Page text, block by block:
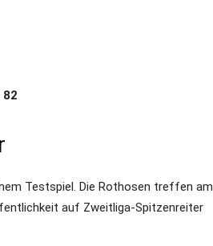
82
Testspiel. Die Rothosen treffen am
auf Zweitliga-Spitzenreiter